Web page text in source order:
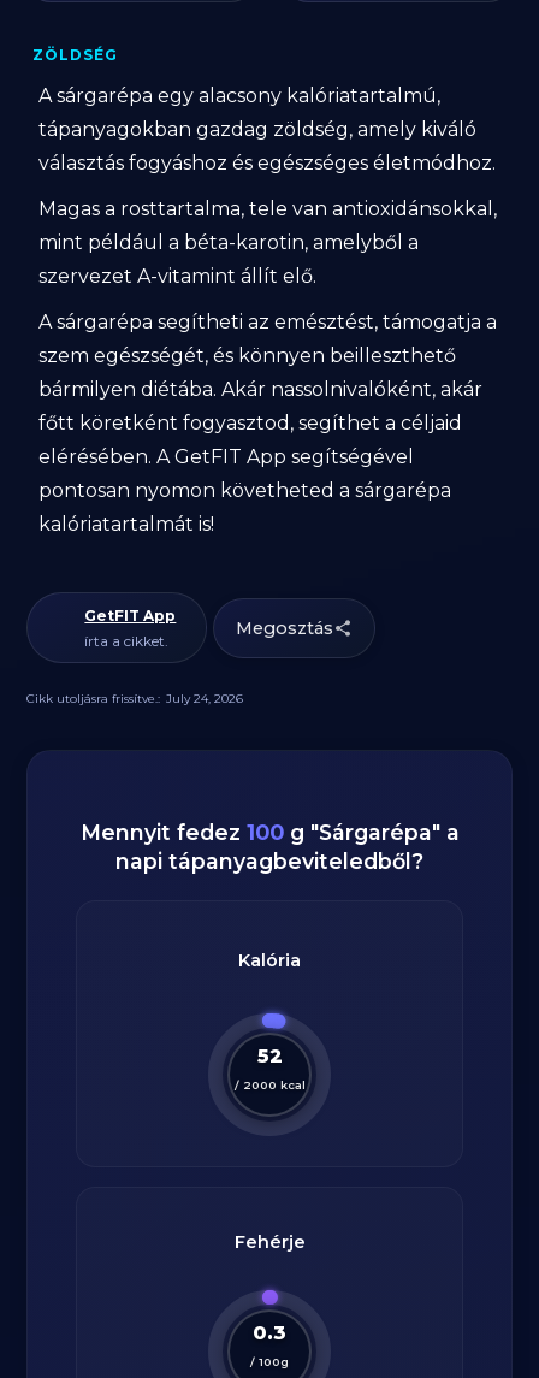
ZÖLDSÉG
A sárgarépa egy alacsony kalóriatartalmú,
tápanyagokban gazdag zöldség, amely kiváló
választás fogyáshoz és egészséges életmódhoz.
Magas a rosttartalma, tele van antioxidánsokkal,
mint például a béta-karotin, amelyből a
szervezet A-vitamint állít elő.
A sárgarépa segítheti az emésztést, támogatja a
szem egészségét, és könnyen beilleszthető
bármilyen diétába. Akár nassolnivalóként, akár
főtt köretként fogyasztod, segíthet a céljaid
elérésében. A GetFIT App segítségével
pontosan nyomon követheted a sárgarépa
kalóriatartalmát is!
GetFIT App
írta a cikket.
Megosztás
Cikk utoljásra frissítve.: July 24, 2026
Mennyit fedez 100 g "Sárgarépa" a
napi tápanyagbeviteledből?
Kalória
52
/ 2000 kcal
Fehérje
0.3
/ 100g